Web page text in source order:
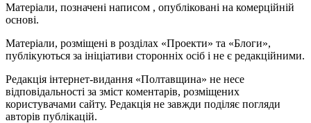
Матеріали, позначені написом , опубліковані на комерційній
основі.
Матеріали, розміщені в розділах «Проекти» та «Блоги»,
публікуються за ініціативи сторонніх осіб і не є редакційними.
Редакція інтернет-видання «Полтавщина» не несе
відповідальності за зміст коментарів, розміщених
користувачами сайту. Редакція не завжди поділяє погляди
авторів публікацій.